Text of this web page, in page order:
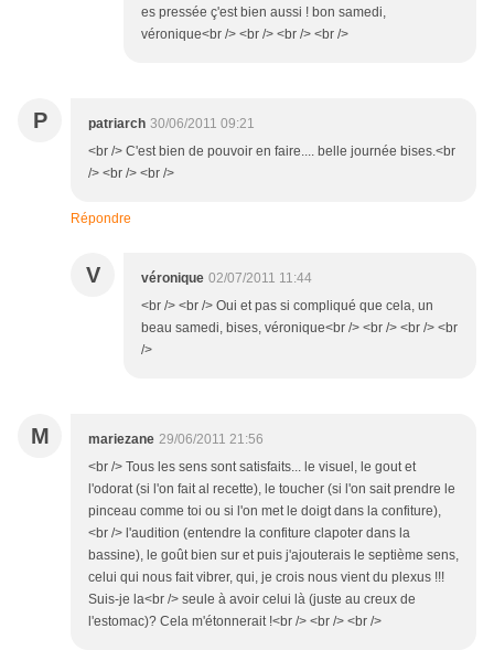
es pressée ç'est bien aussi ! bon samedi,
véronique<br /> <br /> <br /> <br />
P patriarch 30/06/2011 09:21
<br /> C'est bien de pouvoir en faire.... belle journée bises.<br
/> <br /> <br />
Répondre
V véronique 02/07/2011 11:44
<br /> <br /> Oui et pas si compliqué que cela, un
beau samedi, bises, véronique<br /> <br /> <br /> <br
/>
M mariezane 29/06/2011 21:56
<br /> Tous les sens sont satisfaits... le visuel, le gout et
l'odorat (si l'on fait al recette), le toucher (si l'on sait prendre le
pinceau comme toi ou si l'on met le doigt dans la confiture),
<br /> l'audition (entendre la confiture clapoter dans la
bassine), le goût bien sur et puis j'ajouterais le septième sens,
celui qui nous fait vibrer, qui, je crois nous vient du plexus !!!
Suis-je la<br /> seule à avoir celui là (juste au creux de
l'estomac)? Cela m'étonnerait !<br /> <br /> <br />